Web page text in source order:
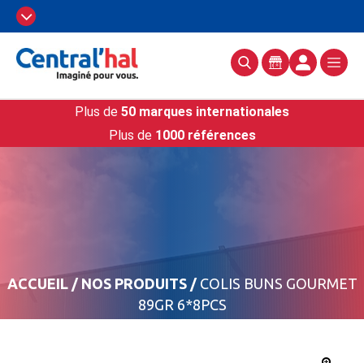
Plus de 50 marques internationales
Plus de 1000 références
ACCUEIL/ NOS PRODUITS/ COLIS BUNS GOURMET
89GR 6*8PCS